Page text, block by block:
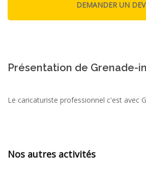
Présentation de Grenade-
Le caricaturiste professionnel c'est avec
Nos autres activités